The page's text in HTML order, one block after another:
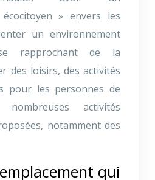
» envers les
un environnement
rapprochant de la
des loisirs, des activités
pour les personnes de
activités
notamment des
qui